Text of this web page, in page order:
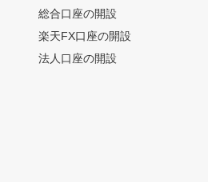
総合口座の開設
楽天FX口座の開設
法人口座の開設